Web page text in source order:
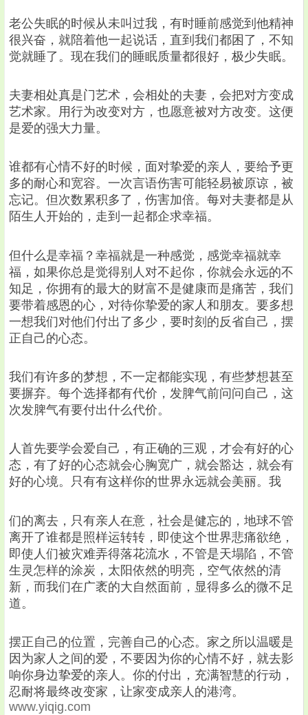
老公失眠的时候从未叫过我，有时睡前感觉到他精神
很兴奋，就陪着他一起说话，直到我们都困了，不知
觉就睡了。现在我们的睡眠质量都很好，极少失眠。
夫妻相处真是门艺术，会相处的夫妻，会把对方变成
艺术家。用行为改变对方，也愿意被对方改变。这便
是爱的强大力量。
谁都有心情不好的时候，面对挚爱的亲人，要给予更
多的耐心和宽容。一次言语伤害可能轻易被原谅，被
忘记。但次数累积多了，伤害加倍。每对夫妻都是从
陌生人开始的，走到一起都企求幸福。
但什么是幸福？幸福就是一种感觉，感觉幸福就幸
福，如果你总是觉得别人对不起你，你就会永远的不
知足，你拥有的最大的财富不是健康而是痛苦，我们
要带着感恩的心，对待你挚爱的家人和朋友。要多想
一想我们对他们付出了多少，要时刻的反省自己，摆
正自己的心态。
我们有许多的梦想，不一定都能实现，有些梦想甚至
要摒弃。每个选择都有代价，发脾气前问问自己，这
次发脾气有要付出什么代价。
人首先要学会爱自己，有正确的三观，才会有好的心
态，有了好的心态就会心胸宽广，就会豁达，就会有
好的心境。只有有这样你的世界永远就会美丽。我
们的离去，只有亲人在意，社会是健忘的，地球不管
离开了谁都是照样运转转，即使这个世界悲痛欲绝，
即使人们被灾难弄得落花流水，不管是天塌陷，不管
生灵怎样的涂炭，太阳依然的明亮，空气依然的清
新，而我们在广袤的大自然面前，显得多么的微不足
道。
摆正自己的位置，完善自己的心态。家之所以温暖是
因为家人之间的爱，不要因为你的心情不好，就去影
响你身边挚爱的亲人。你的付出，充满智慧的行动，
忍耐将最终改变家，让家变成亲人的港湾。
www.yiqig.com